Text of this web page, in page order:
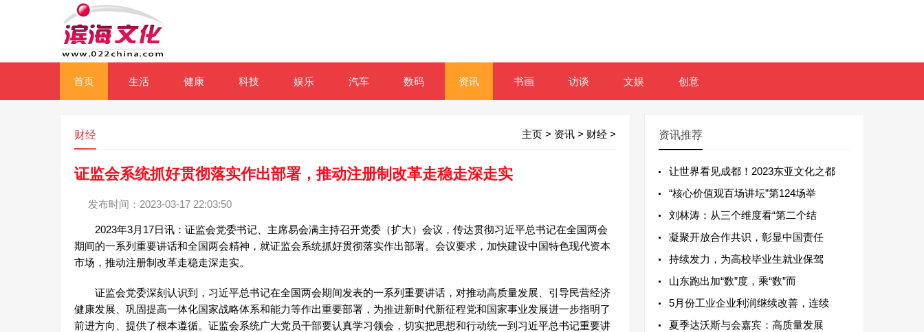
首页 生活 健康 科技 娱乐 汽车 数码 资讯 书画 访谈 文娱 创意
主页 > 资讯 > 财经 >
财经
证监会系统抓好贯彻落实作出部署，推动注册制改革走稳走深走实
发布时间：2023-03-17 22:03:50
2023年3月17日讯：证监会党委书记、主席易会满主持召开党委（扩大）会议，传达贯彻习近平总书记在全国两会
期间的一系列重要讲话和全国两会精神，就证监会系统抓好贯彻落实作出部署。会议要求，加快建设中国特色现代资本
市场，推动注册制改革走稳走深走实。
证监会党委深刻认识到，习近平总书记在全国两会期间发表的一系列重要讲话，对推动高质量发展、引导民营经济
健康发展、巩固提高一体化国家战略体系和能力等作出重要部署，为推进新时代新征程党和国家事业发展进一步指明了
前进方向、提供了根本遵循。证监会系统广大党员干部要认真学习领会，切实把思想和行动统一到习近平总书记重要讲
资讯推荐
让世界看见成都！2023东亚文化之都
“核心价值观百场讲坛”第124场举
刘林涛：从三个维度看“第二个结
凝聚开放合作共识，彰显中国责任
持续发力，为高校毕业生就业保驾
山东跑出加“数”度，乘“数”而
5月份工业企业利润继续改善，连续
夏季达沃斯与会嘉宾：高质量发展